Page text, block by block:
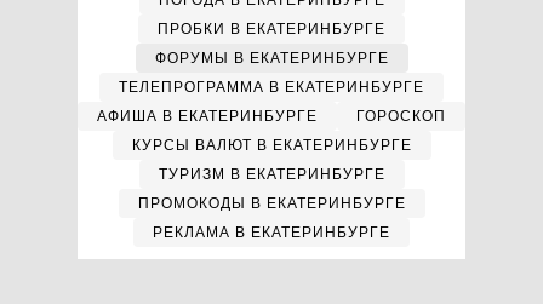
ПРОБКИ В ЕКАТЕРИНБУРГЕ
ФОРУМЫ В ЕКАТЕРИНБУРГЕ
ТЕЛЕПРОГРАММА В ЕКАТЕРИНБУРГЕ
АФИША В ЕКАТЕРИНБУРГЕ
ГОРОСКОП
КУРСЫ ВАЛЮТ В ЕКАТЕРИНБУРГЕ
ТУРИЗМ В ЕКАТЕРИНБУРГЕ
ПРОМОКОДЫ В ЕКАТЕРИНБУРГЕ
РЕКЛАМА В ЕКАТЕРИНБУРГЕ